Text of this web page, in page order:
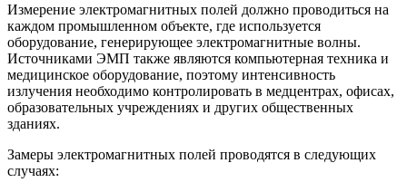
Измерение электромагнитных полей должно проводиться на
каждом промышленном объекте, где используется
оборудование, генерирующее электромагнитные волны.
Источниками ЭМП также являются компьютерная техника и
медицинское оборудование, поэтому интенсивность
излучения необходимо контролировать в медцентрах, офисах,
образовательных учреждениях и других общественных
зданиях.
Замеры электромагнитных полей проводятся в следующих
случаях: